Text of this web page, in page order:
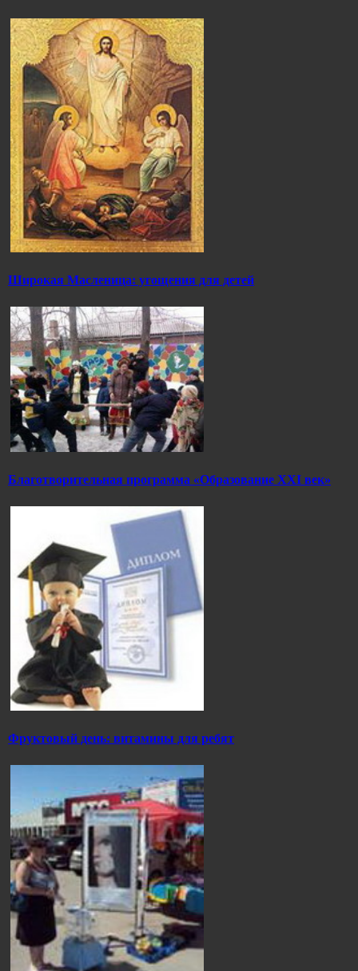
Широкая Масленица: угощения для детей
Благотворительная программа «Образование ХХI век»
Фруктовый день: витамины для ребят